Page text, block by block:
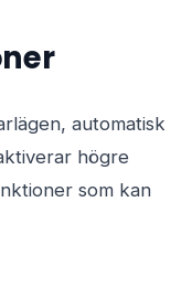
automatisk
högre
som kan